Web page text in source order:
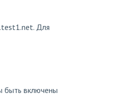
Для
быть включены